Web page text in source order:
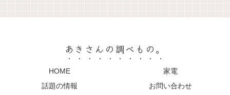
あきさんの調べもの。
HOME
家電
話題の情報
お問い合わせ